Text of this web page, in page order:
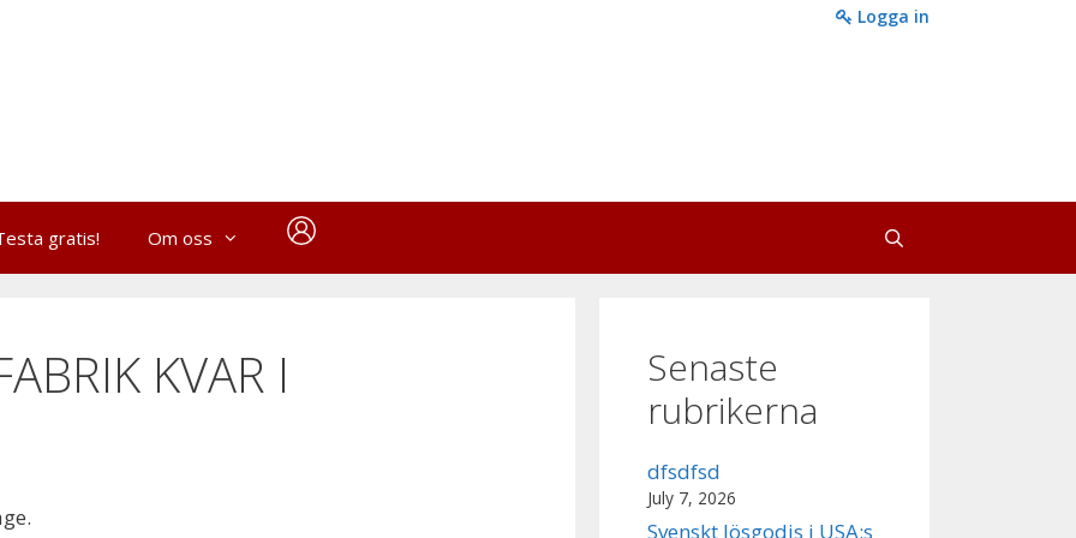
Logga in
gratis! Om oss
KVAR I
Senaste
rubrikerna
dfsdfsd
July 7, 2026
Svenskt lösgodis i USA:s